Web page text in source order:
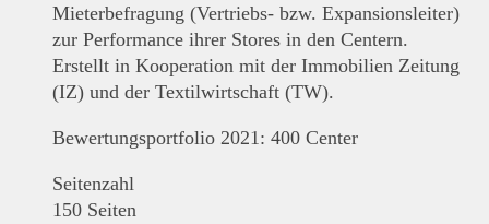
Mieterbefragung (Vertriebs- bzw. Expansionsleiter)
zur Performance ihrer Stores in den Centern.
Erstellt in Kooperation mit der Immobilien Zeitung
(IZ) und der Textilwirtschaft (TW).
Bewertungsportfolio 2021: 400 Center
Seitenzahl
150 Seiten